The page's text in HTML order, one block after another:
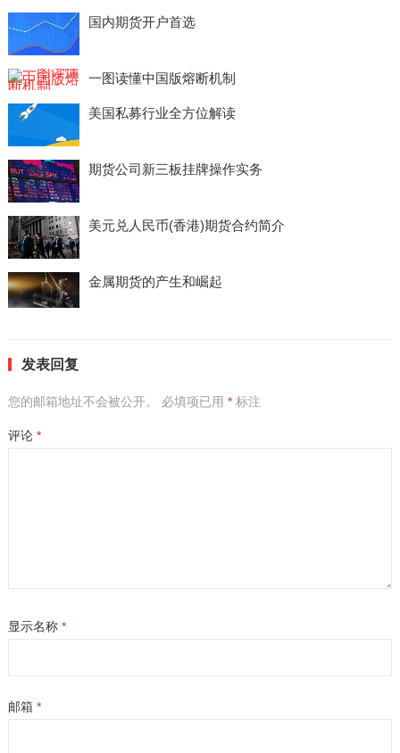
国内期货开户首选
一图读懂中国版熔断机制
美国私募行业全方位解读
期货公司新三板挂牌操作实务
美元兑人民币(香港)期货合约简介
金属期货的产生和崛起
发表回复
您的邮箱地址不会被公开。 必填项已用 *标注
评论 *
显示名称 *
邮箱 *